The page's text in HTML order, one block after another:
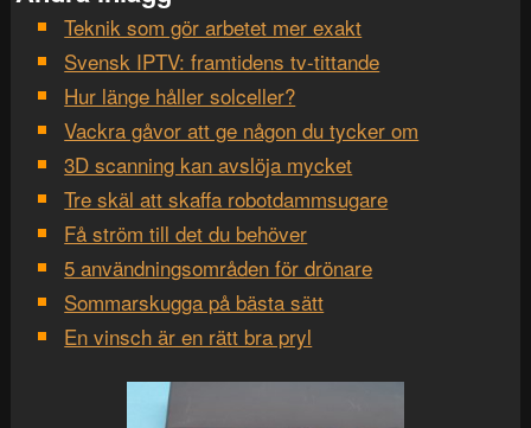
Teknik som gör arbetet mer exakt
Svensk IPTV: framtidens tv-tittande
Hur länge håller solceller?
Vackra gåvor att ge någon du tycker om
3D scanning kan avslöja mycket
Tre skäl att skaffa robotdammsugare
Få ström till det du behöver
5 användningsområden för drönare
Sommarskugga på bästa sätt
En vinsch är en rätt bra pryl